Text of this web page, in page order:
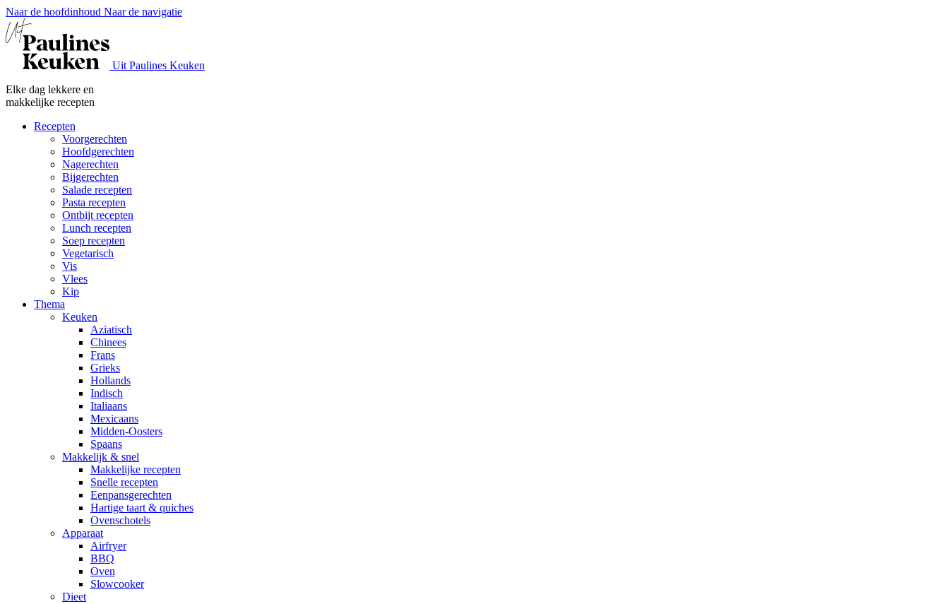
Naar de hoofdinhoud Naar de navigatie
Uit Paulines Keuken
Elke dag lekkere en
makkelijke recepten
Recepten
Voorgerechten
Hoofdgerechten
Nagerechten
Bijgerechten
Salade recepten
Pasta recepten
Ontbijt recepten
Lunch recepten
Soep recepten
Vegetarisch
Vis
Vlees
Kip
Thema
Keuken
Aziatisch
Chinees
Frans
Grieks
Hollands
Indisch
Italiaans
Mexicaans
Midden-Oosters
Spaans
Makkelijk & snel
Makkelijke recepten
Snelle recepten
Eenpansgerechten
Hartige taart & quiches
Ovenschotels
Apparaat
Airfryer
BBQ
Oven
Slowcooker
Dieet